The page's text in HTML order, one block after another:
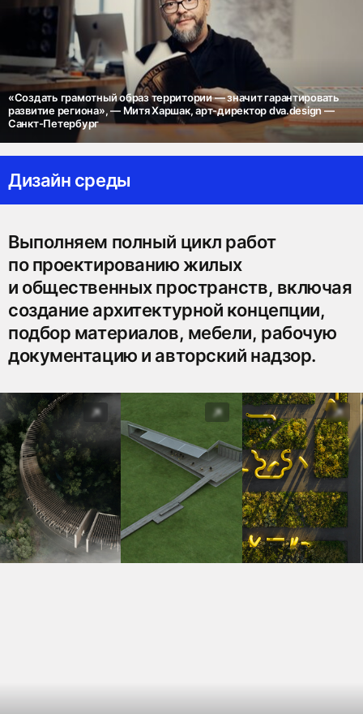
«Создать грамотный образ территории — значит гарантировать
развитие региона», — Митя Харшак, арт-директор dva.design —
Санкт-Петербург
Дизайн среды
Выполняем полный цикл работ
по проектированию жилых
и общественных пространств, включая
создание архитектурной концепции,
подбор материалов, мебели, рабочую
документацию и авторский надзор.